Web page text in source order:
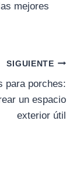
mejores
SIGUIENTE
para porches:
un espacio
exterior útil